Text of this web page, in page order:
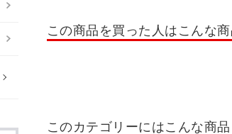
この商品を買った人はこんな
このカテゴリーにはこんな商